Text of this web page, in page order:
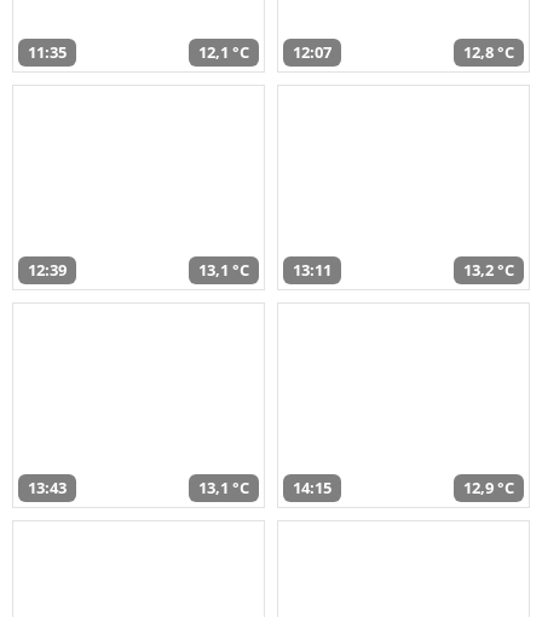
11:35 12,1 °C 12:07 12,8 °C
12:39 13,1 °C 13:11 13,2 °C
13:43 13,1 °C 14:15 12,9 °C